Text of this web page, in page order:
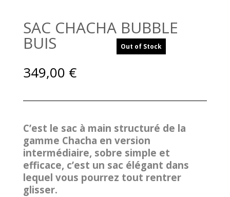
SAC CHACHA BUBBLE
BUIS
349,00 €
Out of Stock
C’est le sac à main structuré de la
gamme Chacha en version
intermédiaire, sobre simple et
efficace, c’est un sac élégant dans
lequel vous pourrez tout rentrer
glisser.